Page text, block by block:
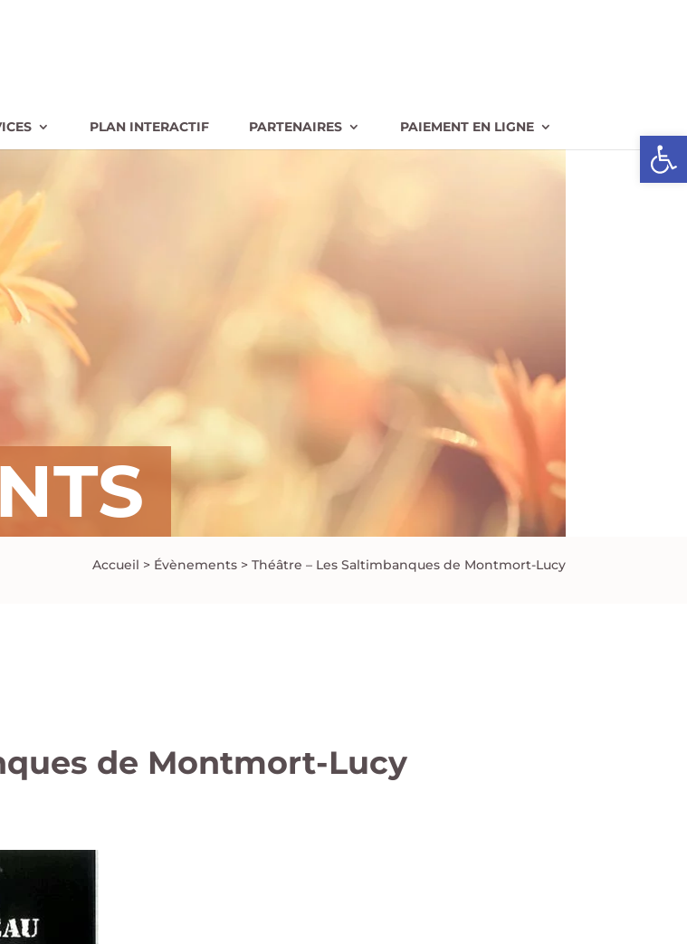
Ouvrir
PLAN INTERACTIF PARTENAIRES PAIEMENT EN LIGNE
Accueil > Évènements> Théâtre – Les Saltimbanques de Montmort-Lucy
de Montmort-Lucy